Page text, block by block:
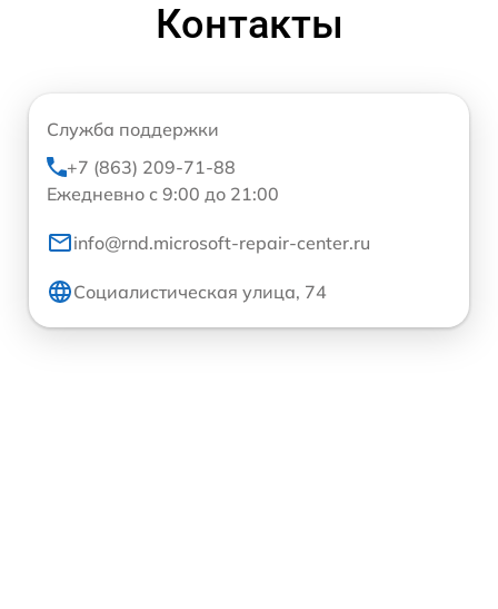
Контакты
Служба поддержки
+7 (863) 209-71-88
Ежедневно с 9:00 до 21:00
info@rnd.microsoft-repair-center.ru
Социалистическая улица, 74